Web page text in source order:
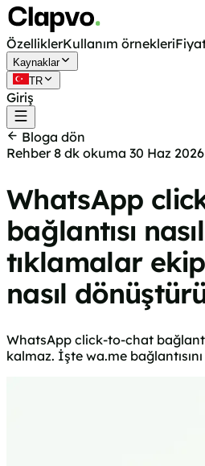
ÖzelliklerKullanım örnekleri
Kaynaklar
TR
Giriş
Bloga dön
Rehber8 dk okuma 30 Haz 2026
WhatsApp
bağlantısı
tıklamalar
nasıl
WhatsApp click-to-chat
kalmaz. İşte wa.me